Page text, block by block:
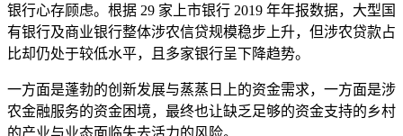
银行心存顾虑。根据 29 家上市银行 2019 年年报数据，大型国
有银行及商业银行整体涉农信贷规模稳步上升，但涉农贷款占
比却仍处于较低水平，且多家银行呈下降趋势。
一方面是蓬勃的创新发展与蒸蒸日上的资金需求，一方面是涉
农金融服务的资金困境，最终也让缺乏足够的资金支持的乡村
的产业与业态面临失去活力的风险。